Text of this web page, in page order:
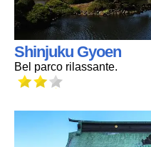
Shinjuku Gyoen
Bel parco rilassante.